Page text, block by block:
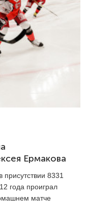
Ермакова
8331
года проиграл
матче